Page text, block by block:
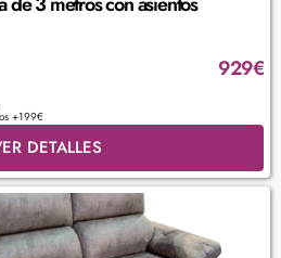
929€
+199€
DETALLES